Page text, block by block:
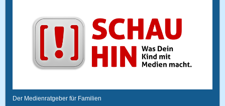
Der Medienratgeber für Familien